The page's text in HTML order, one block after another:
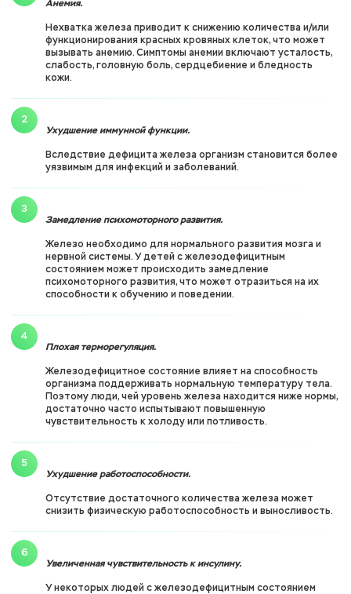
Анемия.
Нехватка железа приводит к снижению количества и/или
функционирования красных кровяных клеток, что может
вызывать анемию. Симптомы анемии включают усталость,
слабость, головную боль, сердцебиение и бледность
кожи.
Ухудшение иммунной функции.
Вследствие дефицита железа организм становится более
уязвимым для инфекций и заболеваний.
Замедление психомоторного развития.
Железо необходимо для нормального развития мозга и
нервной системы. У детей с железодефицитным
состоянием может происходить замедление
психомоторного развития, что может отразиться на их
способности к обучению и поведении.
Плохая терморегуляция.
Железодефицитное состояние влияет на способность
организма поддерживать нормальную температуру тела.
Поэтому люди, чей уровень железа находится ниже нормы,
достаточно часто испытывают повышенную
чувствительность к холоду или потливость.
Ухудшение работоспособности.
Отсутствие достаточного количества железа может
снизить физическую работоспособность и выносливость.
Увеличенная чувствительность к инсулину.
У некоторых людей с железодефицитным состоянием